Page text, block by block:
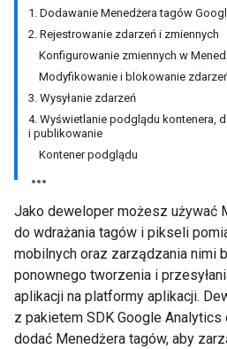
1. Dodawanie Menedżera tagów
2. Rejestrowanie zdarzeń i zmiennych
Konfigurowanie zmiennych w
Modyfikowanie i blokowanie
3. Wysyłanie zdarzeń
4. Wyświetlanie podglądu kontenera,
i publikowanie
Kontener podglądu
Jako deweloper możesz używać
do wdrażania tagów i pikseli
mobilnych oraz zarządzania nimi
ponownego tworzenia i
aplikacji na platformy aplikacji.
z pakietem SDK Google Analytics
dodać Menedżera tagów, aby